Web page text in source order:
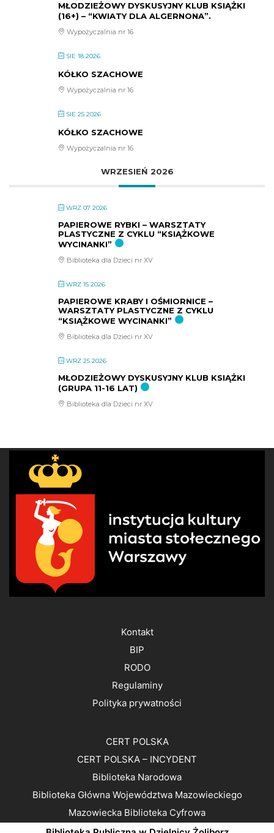
MŁODZIEŻOWY DYSKUSYJNY KLUB KSIĄŻKI
(16+) – “KWIATY DLA ALGERNONA”.
Wypożyczalnia nr 16
SIE 18 2026
KÓŁKO SZACHOWE
Wypożyczalnia nr 16
SIE 25 2026
KÓŁKO SZACHOWE
Wypożyczalnia nr 16
WRZESIEŃ 2026
WRZ 07 2026
PAPIEROWE RYBKI – WARSZTATY
PLASTYCZNE Z CYKLU “KSIĄŻKOWE
WYCINANKI”
Biblioteka dla Dzieci nr XV
WRZ 15 2026
PAPIEROWE KRABY I OŚMIORNICE –
WARSZTATY PLASTYCZNE Z CYKLU
“KSIĄŻKOWE WYCINANKI”
Biblioteka dla Dzieci nr XV
WRZ 25 2026
MŁODZIEŻOWY DYSKUSYJNY KLUB KSIĄŻKI
(GRUPA 11-16 LAT)
Biblioteka dla Dzieci nr XV
Kontakt
BIP
RODO
Regulaminy
Polityka prywatności
CERT POLSKA
CERT POLSKA – INCYDENT
Biblioteka Narodowa
Biblioteka Główna Województwa Mazowieckiego
Mazowiecka Biblioteka Cyfrowa